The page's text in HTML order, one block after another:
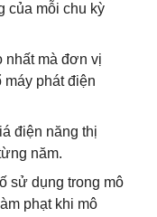
của mỗi chu kỳ
nhất mà đơn vị
phát điện
điện năng thị
năm.
sử dụng trong mô
phạt khi mô